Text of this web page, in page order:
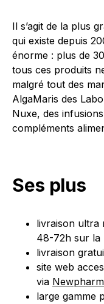
Il s’agit de la plus
qui existe depuis
énorme : plus de
tous ces produits
malgré tout des
AlgaMaris des
Nuxe, des
compléments
Ses plus
livraison ultra
48-72h sur la
livraison
site web
via
large gamme